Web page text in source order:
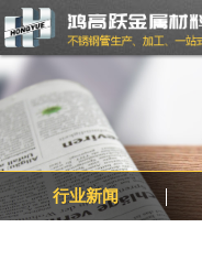
行业新闻